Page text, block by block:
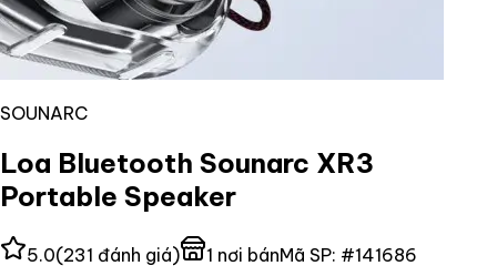
SOUNARC
Loa Bluetooth Sounarc XR3
Portable Speaker
5.0(231 đánh giá) 1 nơi bánMã SP: #141686